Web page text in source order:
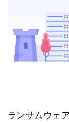
ランサムウェ